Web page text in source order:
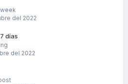
del 2022
días
del 2022